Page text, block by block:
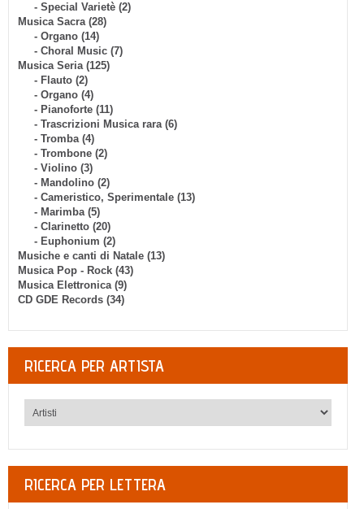
- Special Varietè (2)
Musica Sacra (28)
- Organo (14)
- Choral Music (7)
Musica Seria (125)
- Flauto (2)
- Organo (4)
- Pianoforte (11)
- Trascrizioni Musica rara (6)
- Tromba (4)
- Trombone (2)
- Violino (3)
- Mandolino (2)
- Cameristico, Sperimentale (13)
- Marimba (5)
- Clarinetto (20)
- Euphonium (2)
Musiche e canti di Natale (13)
Musica Pop - Rock (43)
Musica Elettronica (9)
CD GDE Records (34)
RICERCA PER ARTISTA
RICERCA PER LETTERA